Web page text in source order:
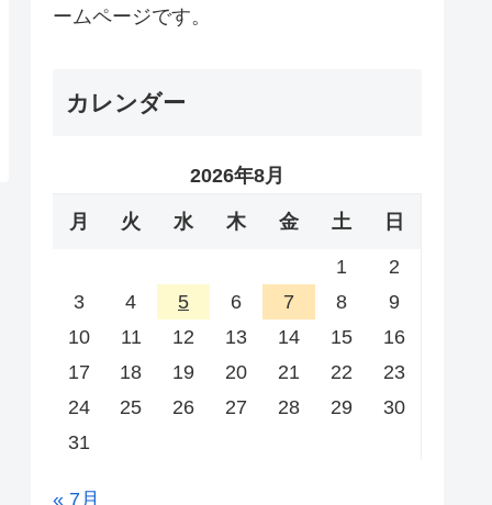
ームページです。
カレンダー
2026年8月
月 火 水 木 金 土 日
1
2
3
4 5 6 7 8
9
10
11 12 13 14 15
16
17
18 19 20 21 22
23
24
25 26 27 28 29
30
31
« 7月